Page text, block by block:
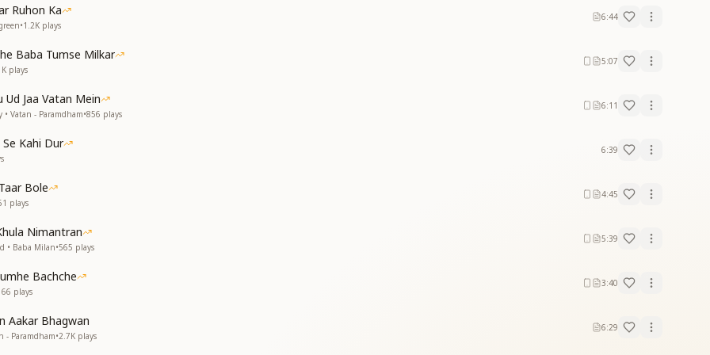
जहां
है जादू की नगरी तेरा आसमां
प्यारा
प्यारा
जहां
जादू की नगरी तेरा आसमां
Ruhon Ka
•1.2K plays
6:44
Baba Tumse Milkar
plays
5:07
Ud Jaa Vatan Mein
Vatan - Paramdham•856 plays
6:11
Kahi Dur 6:39
Bole
plays
4:45
Nimantran
• Baba Milan•565 plays
5:39
Bachche
plays
3:40
Aakar Bhagwan
- Paramdham•2.7K plays
6:29